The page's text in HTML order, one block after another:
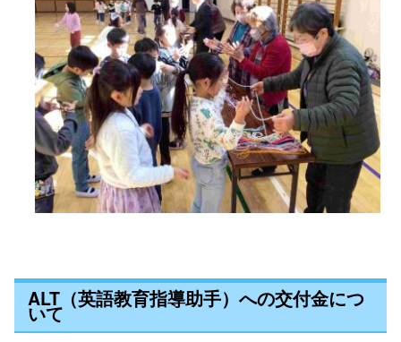
ALT（英語教育指導助手）への交付金につ
いて